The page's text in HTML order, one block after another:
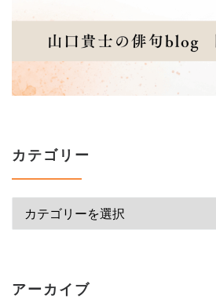
カテゴリー
カテゴリー
アーカイブ